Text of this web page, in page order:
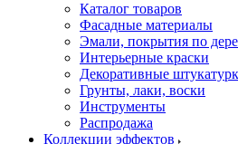
Каталог товаров
Фасадные материалы
Эмали, покрытия по
Интерьерные краски
Декоративные
Грунты, лаки, воски
Инструменты
Распродажа
Коллекции эффектов